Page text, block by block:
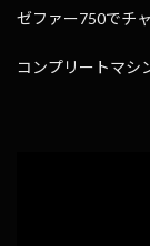
ゼファー750でチ
コンプリートマシ